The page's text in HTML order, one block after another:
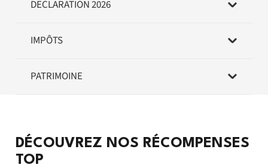
DECLARATION 2026
IMPÔTS
PATRIMOINE
DÉCOUVREZ NOS RÉCOMPENSES
TOP